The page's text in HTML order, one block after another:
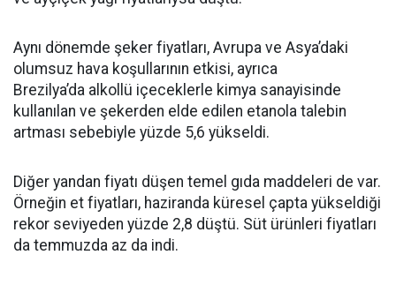
Aynı dönemde şeker fiyatları, Avrupa ve Asya’daki
olumsuz hava koşullarının etkisi, ayrıca
Brezilya’da alkollü içeceklerle kimya sanayisinde
kullanılan ve şekerden elde edilen etanola talebin
artması sebebiyle yüzde 5,6 yükseldi.
Diğer yandan fiyatı düşen temel gıda maddeleri de var.
Örneğin et fiyatları, haziranda küresel çapta yükseldiği
rekor seviyeden yüzde 2,8 düştü. Süt ürünleri fiyatları
da temmuzda az da indi.